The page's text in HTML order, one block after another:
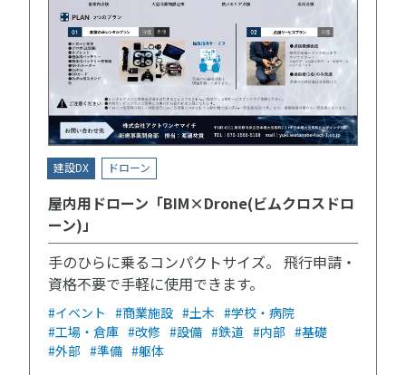
建設DX ドローン
屋内用ドローン「BIM×Drone(ビムクロスドロ
ーン)」
手のひらに乗るコンパクトサイズ。 飛行申請・
資格不要で手軽に使用できます。
#イベント #商業施設 #土木 #学校・病院
#工場・倉庫 #改修 #設備 #鉄道 #内部 #基礎
#外部 #準備 #躯体